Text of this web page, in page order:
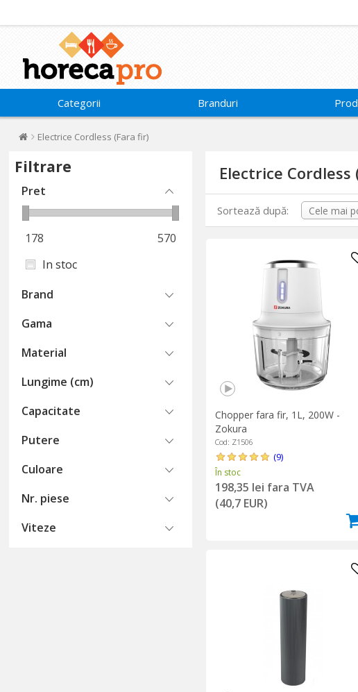
Categorii Branduri
Electrice Cordless (Fara fir)
Filtrare
Pret
178
570
In stoc
Brand
Gama
Material
Lungime (cm)
Capacitate
Putere
Culoare
Nr. piese
Viteze
Electrice Cordless
Sortează după:
Chopper fara fir, 1L, 200W -
Zokura
Cod: Z1506
(9)
În stoc
198,35 lei fara TVA
(40,7 EUR)